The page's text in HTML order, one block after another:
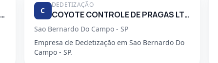
CONTROLLAR CONTROLE DE PRAGAS URBANAS C
DEDETIZAÇÃO
COYOTE CONTROLE DE PRAGAS LTDA
Sao Bernardo Do Campo - SP
Empresa de Dedetização em Sao Bernardo Do
Campo - SP.